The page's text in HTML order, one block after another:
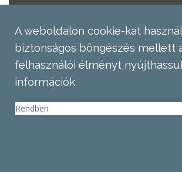
A weboldalon cookie-kat
biztonságos böngészés mellett
felhasználói élményt
információk
Rendben